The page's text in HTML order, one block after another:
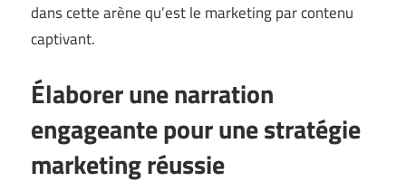
dans cette arène qu’est le marketing par contenu
captivant.
Élaborer une narration
engageante pour une stratégie
marketing réussie